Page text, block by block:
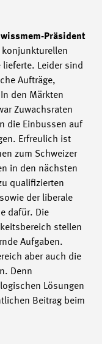
Präsident
konjunkturellen
lieferte. Leider sind
Aufträge,
den Märkten
Zuwachsraten
die Einbussen auf
Erfreulich ist
zum Schweizer
in den nächsten
qualifizierten
der liberale
dafür. Die
stellen
Aufgaben.
aber auch die
Denn
Lösungen
Beitrag beim